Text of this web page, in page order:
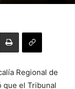
Regional de
que el Tribunal